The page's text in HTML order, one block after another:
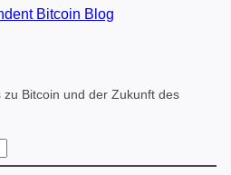
Bitcoin und der Zukunft des